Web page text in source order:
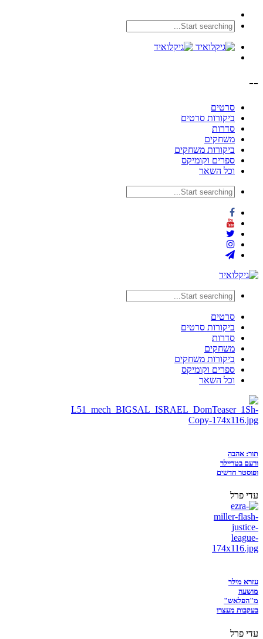
--
סרטים
ביקורות סרטים
סדרות
משחקים
ביקורות משחקים
ספרים וקומיקס
וכל השאר
סרטים
ביקורות סרטים
סדרות
משחקים
ביקורות משחקים
ספרים וקומיקס
וכל השאר
תור: אהבה
ורעם בטריילר
ופוסטר חדשים
עדי פרל
עזרא מילר
מושעה
מ"הפלאש"
בעקבות מעצרו
עדי פרל